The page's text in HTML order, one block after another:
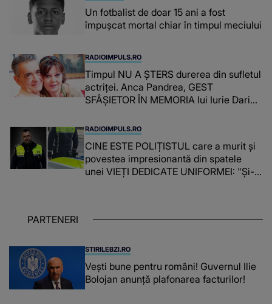
Un fotbalist de doar 15 ani a fost
împușcat mortal chiar în timpul meciului
RADIOIMPULS.RO
Timpul NU A ȘTERS durerea din sufletul
actriței. Anca Pandrea, GEST
SFÂȘIETOR ÎN MEMORIA lui Iurie Darie:
timpul parcă..."
RADIOIMPULS.RO
CINE ESTE POLIȚISTUL care a murit și
povestea impresionantă din spatele
unei VIEȚI DEDICATE UNIFORMEI: "Și-a
PARTENERI
STIRILEBZI.RO
Vești bune pentru români! Guvernul Ilie
Bolojan anunță plafonarea facturilor!